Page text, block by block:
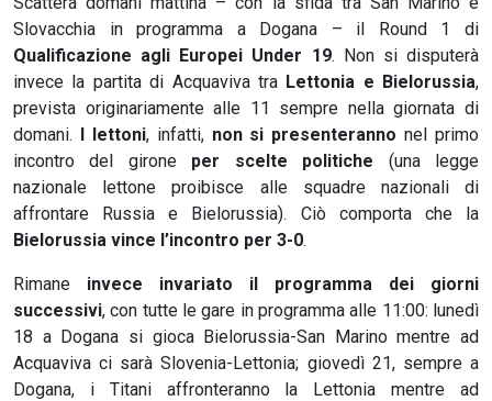
Slovacchia in programma a Dogana – il Round 1 di
Qualificazione agli Europei Under 19. Non si disputerà
invece la partita di Acquaviva tra Lettonia e Bielorussia,
prevista originariamente alle 11 sempre nella giornata di
domani. I lettoni, infatti, non si presenteranno nel primo
incontro del girone per scelte politiche (una legge
nazionale lettone proibisce alle squadre nazionali di
affrontare Russia e Bielorussia). Ciò comporta che la
Bielorussia vince l’incontro per 3-0.
Rimane invece invariato il programma dei giorni
successivi, con tutte le gare in programma alle 11:00: lunedì
18 a Dogana si gioca Bielorussia-San Marino mentre ad
Acquaviva ci sarà Slovenia-Lettonia; giovedì 21, sempre a
Dogana, i Titani affronteranno la Lettonia mentre ad